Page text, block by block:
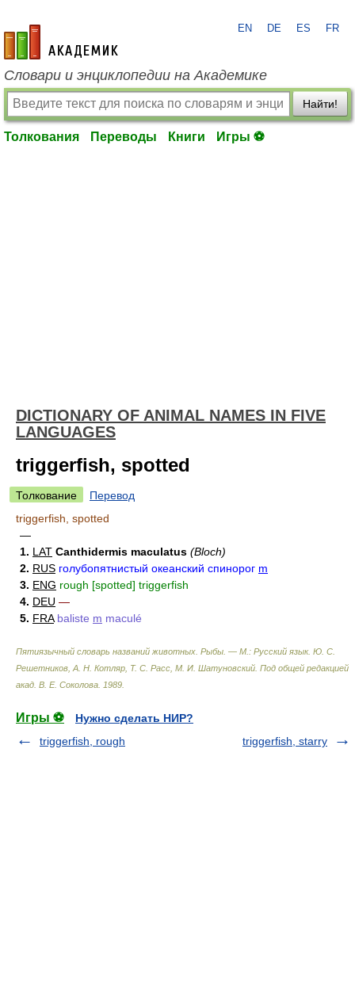
academic.ru
EN DE ES FR
Словари и энциклопедии на Академике
Найти!
Толкования Переводы Книги Игры ⚽
DICTIONARY OF ANIMAL NAMES IN FIVE
LANGUAGES
triggerfish, spotted
Толкование
Перевод
triggerfish, spotted
—
1. LAT Canthidermis maculatus (Bloch)
2. RUS голубопятнистый океанский спинорог m
3. ENG rough [spotted] triggerfish
4. DEU —
5. FRA baliste m maculé
Пятиязычный словарь названий животных. Рыбы. — М.: Русский язык. Ю. С.
Решетников, А. Н. Котляр, Т. С. Расс, М. И. Шатуновский. Под общей редакцией
акад. В. Е. Соколова 1989
Игры ⚽
Нужно сделать НИР?
triggerfish, rough
triggerfish, starry